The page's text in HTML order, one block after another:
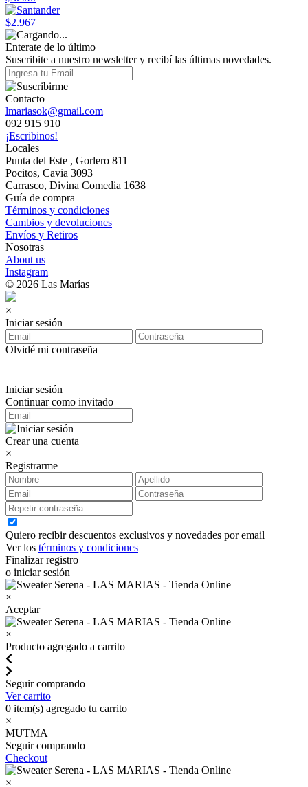
$2.967
Enterate de lo último
Suscribite a nuestro newsletter y recibí las últimas novedades.
Contacto
lmariasok@gmail.com
092 915 910
¡Escribinos!
Locales
Punta del Este , Gorlero 811
Pocitos, Cavia 3093
Carrasco, Divina Comedia 1638
Guía de compra
Términos y condiciones
Cambios y devoluciones
Envíos y Retiros
Nosotras
About us
Instagram
© 2026 Las Marías
×
Iniciar sesión
Olvidé mi contraseña
Iniciar sesión
Continuar como invitado
Crear una cuenta
×
Registrarme
Quiero recibir descuentos exclusivos y novedades por email
Ver los términos y condiciones
Finalizar registro
o iniciar sesión
×
Aceptar
×
Producto agregado a carrito
Seguir comprando
Ver carrito
0 item(s) agregado tu carrito
×
MUTMA
Seguir comprando
Checkout
×